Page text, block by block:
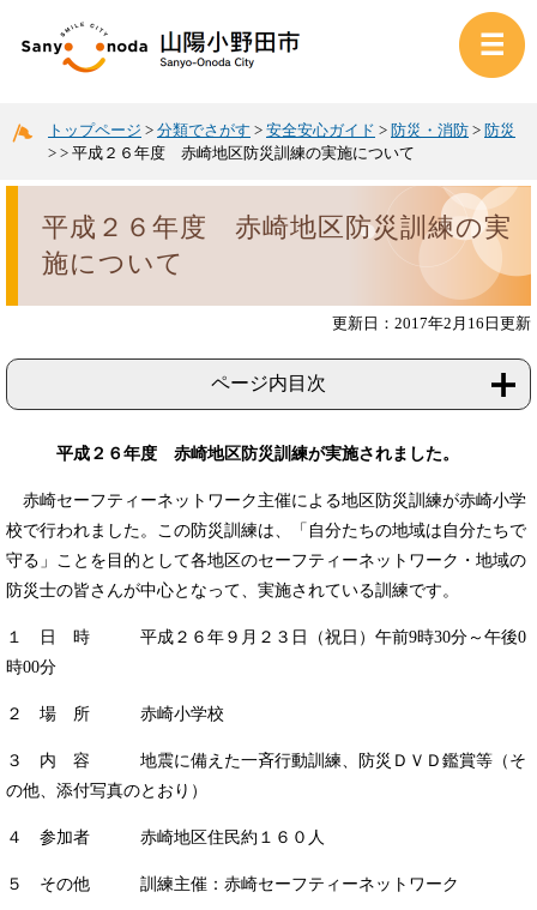
トップページ > 分類でさがす > 安全安心ガイド > 防災・消防 > 防災
> > 平成２６年度 赤崎地区防災訓練の実施について
平成２６年度 赤崎地区防災訓練の実
施について
更新日：2017年2月16日更新
ページ内目次
平成２６年度 赤崎地区防災訓練が実施されました。
赤崎セーフティーネットワーク主催による地区防災訓練が赤崎小学
校で行われました。この防災訓練は、「自分たちの地域は自分たちで
守る」ことを目的として各地区のセーフティーネットワーク・地域の
防災士の皆さんが中心となって、実施されている訓練です。
１ 日 時 平成２６年９月２３日（祝日）午前9時30分～午後0
時00分
２ 場 所 赤崎小学校
３ 内 容 地震に備えた一斉行動訓練、防災ＤＶＤ鑑賞等（そ
の他、添付写真のとおり）
４ 参加者 赤崎地区住民約１６０人
５ その他 訓練主催：赤崎セーフティーネットワーク